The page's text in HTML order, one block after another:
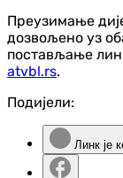
Преузимање
дозвољено уз
постављање
atvbl.rs.
Подијели:
Линк је